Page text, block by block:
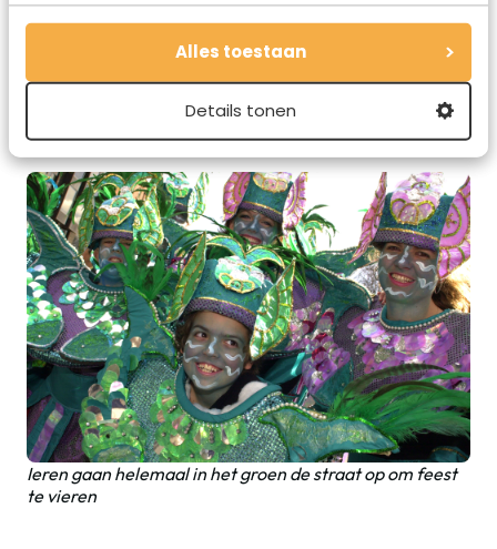
Alles toestaan
Details tonen
Zonder Guinness geen St. Patrick's Day
Ieren gaan helemaal in het groen de straat op om feest
te vieren